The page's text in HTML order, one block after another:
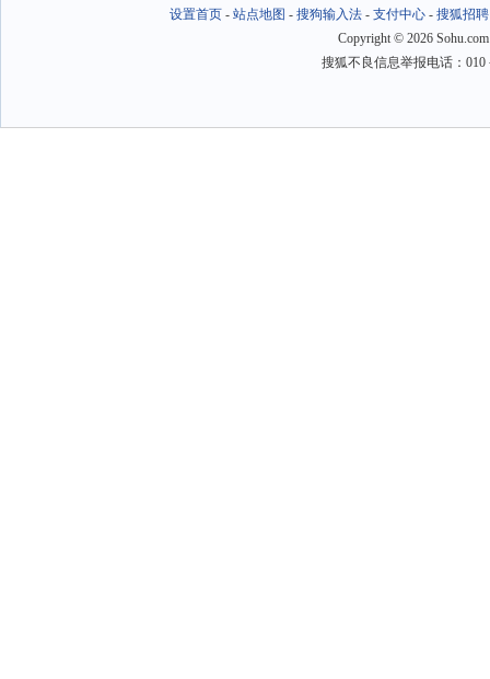
设置首页- 站点地图 - 搜狗输入法- 支付中心- 搜狐招聘
Copyright © 2026
搜狐不良信息举报电话：010